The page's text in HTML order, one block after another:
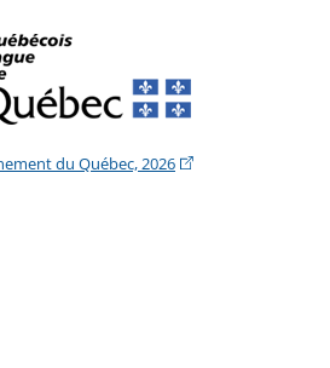
du Québec, 2026(Cet hyperlien